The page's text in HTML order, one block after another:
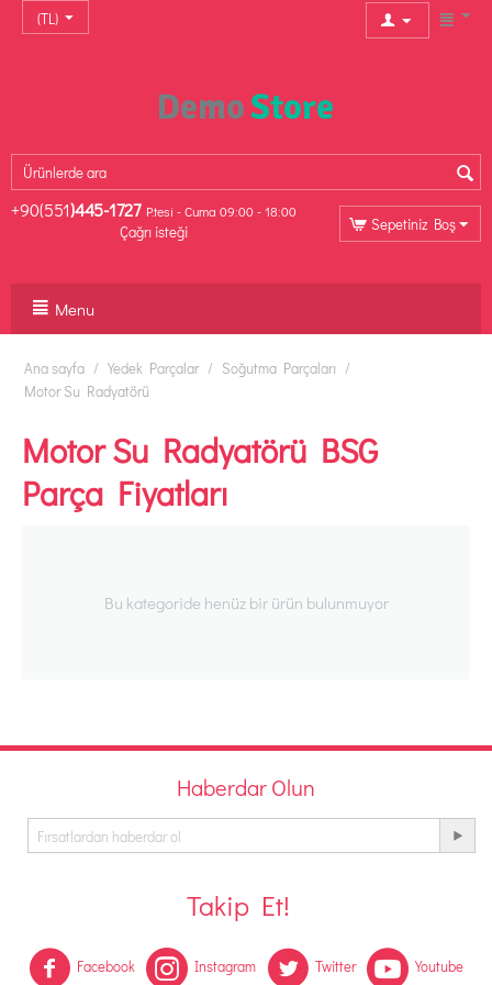
(TL)
+90(551)445-1727 P.tesi - Cuma 09:00 - 18:00
Çağrı isteği Sepetiniz Boş
Menu
Ana sayfa / Yedek Parçalar / Soğutma Parçaları /
Motor Su Radyatörü
Motor Su Radyatörü BSG
Parça Fiyatları
Bu kategoride henüz bir ürün bulunmuyor
Haberdar Olun
Takip Et!
Facebook Instagram Twitter Youtube